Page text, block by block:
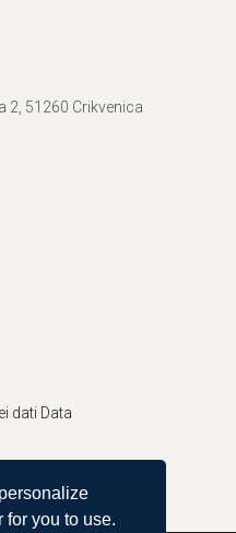
for you to use.
2, 51260 Crikvenica
dati Data